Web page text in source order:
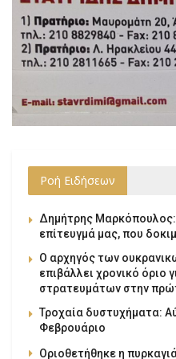
Ροή Ειδήσεων
Δημήτρης Μαρκόπουλος:
επίτευγμά μας, που
Ο αρχηγός των
επιβάλλει χρονικό όριο
στρατευμάτων στην
Τροχαία δυστυχήματα:
Φεβρουάριο
Οριοθετήθηκε η